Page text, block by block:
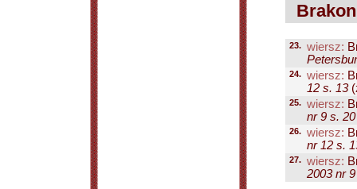
23. wiersz:
24. wiersz:
12 s. 13
25. wiersz:
nr 9 s. 20
26. wiersz:
nr 12 s.
27. wiersz:
2003 nr